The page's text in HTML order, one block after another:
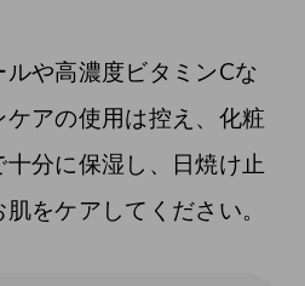
や高濃度ビタミンCな
ケアの使用は控え、化粧
分に保湿し、日焼け止
をケアしてください。